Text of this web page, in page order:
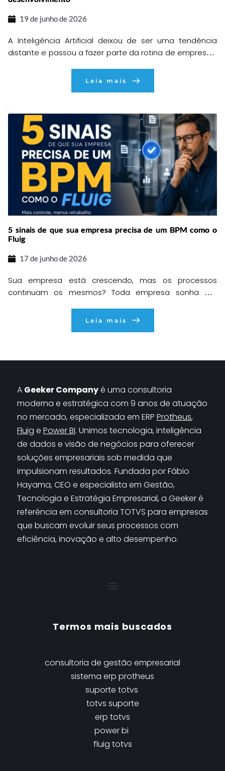
19 de junho de 2026
A Inteligência Artificial deixou de ser uma tendência
distante e passou a fazer parte da rotina de empresas,
parecia algo complexo e restrito a grandes
em suas entregas. Pensando nisso, preparamos um
encontro especial […]
Leia mais
5 sinais de que sua empresa precisa de um BPM como o
Fluig
17 de junho de 2026
Sua empresa está crescendo, mas os processos
continuam os mesmos? Toda empresa sonha em
colaboradores, mais oportunidades e mais resultados.
Leia mais
A Geeker Company é uma consultoria
moderna e estratégica com 9 anos de atuação
no mercado, especializada em ERP Protheus
Fluig e Power BI. Unimos tecnologia, inteligência
de dados e visão de negócios para oferecer
soluções empresariais sob medida que
impulsionam resultados. Fundada por Fábio
Hayama, CEO e especialista em Gestão,
Tecnologia e Estratégia Empresarial, a Geeker é
referência em consultoria TOTVS para empresas
que buscam evoluir seus processos com
eficiência, inovação e alto desempenho.
Termos mais buscados
consultoria de gestão empresarial
sistema erp protheus
suporte totvs
totvs suporte
erp totvs
power bi
fluig totvs